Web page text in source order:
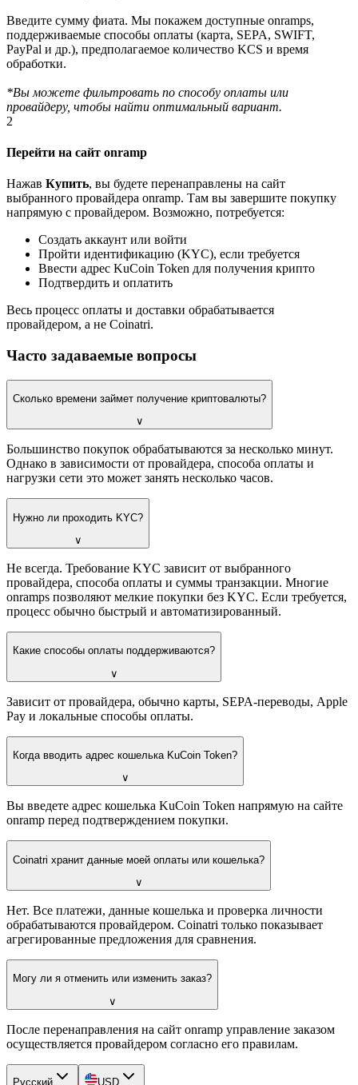
Введите сумму фиата. Мы покажем доступные onramps,
поддерживаемые способы оплаты (карта, SEPA, SWIFT,
PayPal и др.), предполагаемое количество KCS и время
обработки.
*Вы можете фильтровать по способу оплаты или
провайдеру, чтобы найти оптимальный вариант.
2
Перейти на сайт onramp
Нажав Купить, вы будете перенаправлены на сайт
выбранного провайдера onramp. Там вы завершите покупку
напрямую с провайдером. Возможно, потребуется:
Создать аккаунт или войти
Пройти идентификацию (KYC), если требуется
Ввести адрес KuCoin Token для получения крипто
Подтвердить и оплатить
Весь процесс оплаты и доставки обрабатывается
провайдером, а не Coinatri.
Часто задаваемые вопросы
Сколько времени займет получение криптовалюты?
∨
Большинство покупок обрабатываются за несколько минут.
Однако в зависимости от провайдера, способа оплаты и
нагрузки сети это может занять несколько часов.
Нужно ли проходить KYC?
∨
Не всегда. Требование KYC зависит от выбранного
провайдера, способа оплаты и суммы транзакции. Многие
onramps позволяют мелкие покупки без KYC. Если требуется,
процесс обычно быстрый и автоматизированный.
Какие способы оплаты поддерживаются?
∨
Зависит от провайдера, обычно карты, SEPA-переводы, Apple
Pay и локальные способы оплаты.
Когда вводить адрес кошелька KuCoin Token?
∨
Вы введете адрес кошелька KuCoin Token напрямую на сайте
onramp перед подтверждением покупки.
Coinatri хранит данные моей оплаты или кошелька?
∨
Нет. Все платежи, данные кошелька и проверка личности
обрабатываются провайдером. Coinatri только показывает
агрегированные предложения для сравнения.
Могу ли я отменить или изменить заказ?
∨
После перенаправления на сайт onramp управление заказом
осуществляется провайдером согласно его правилам.
Русский USD